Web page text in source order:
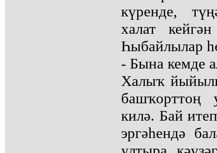
күренде,
халат
Һыбайлылар
- Бына кемде
Халыҡ
башҡорттоң
килә. Бай
эргәһендә